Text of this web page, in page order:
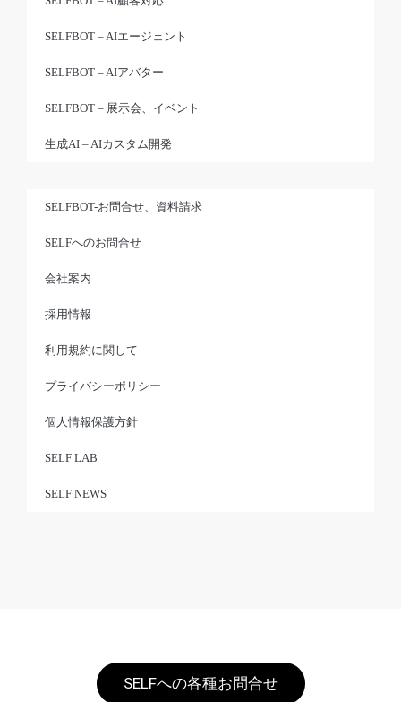
SELFBOT – AIエージェント
SELFBOT – AIアバター
SELFBOT – 展示会、イベント
生成AI – AIカスタム開発
SELFBOT-お問合せ、資料請求
SELFへのお問合せ
会社案内
採用情報
利用規約に関して
プライバシーポリシー
個人情報保護方針
SELF LAB
SELF NEWS
SELFへの各種お問合せ